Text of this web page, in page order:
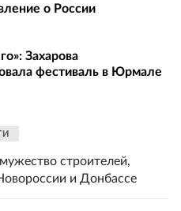
о России
Захарова
фестиваль в Юрмале
строителей,
и Донбассе